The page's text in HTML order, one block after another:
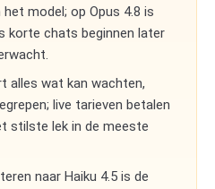
model; op Opus 4.8 is
korte chats beginnen later
alles wat kan wachten,
live tarieven betalen
stilste lek in de meeste
naar Haiku 4.5 is de